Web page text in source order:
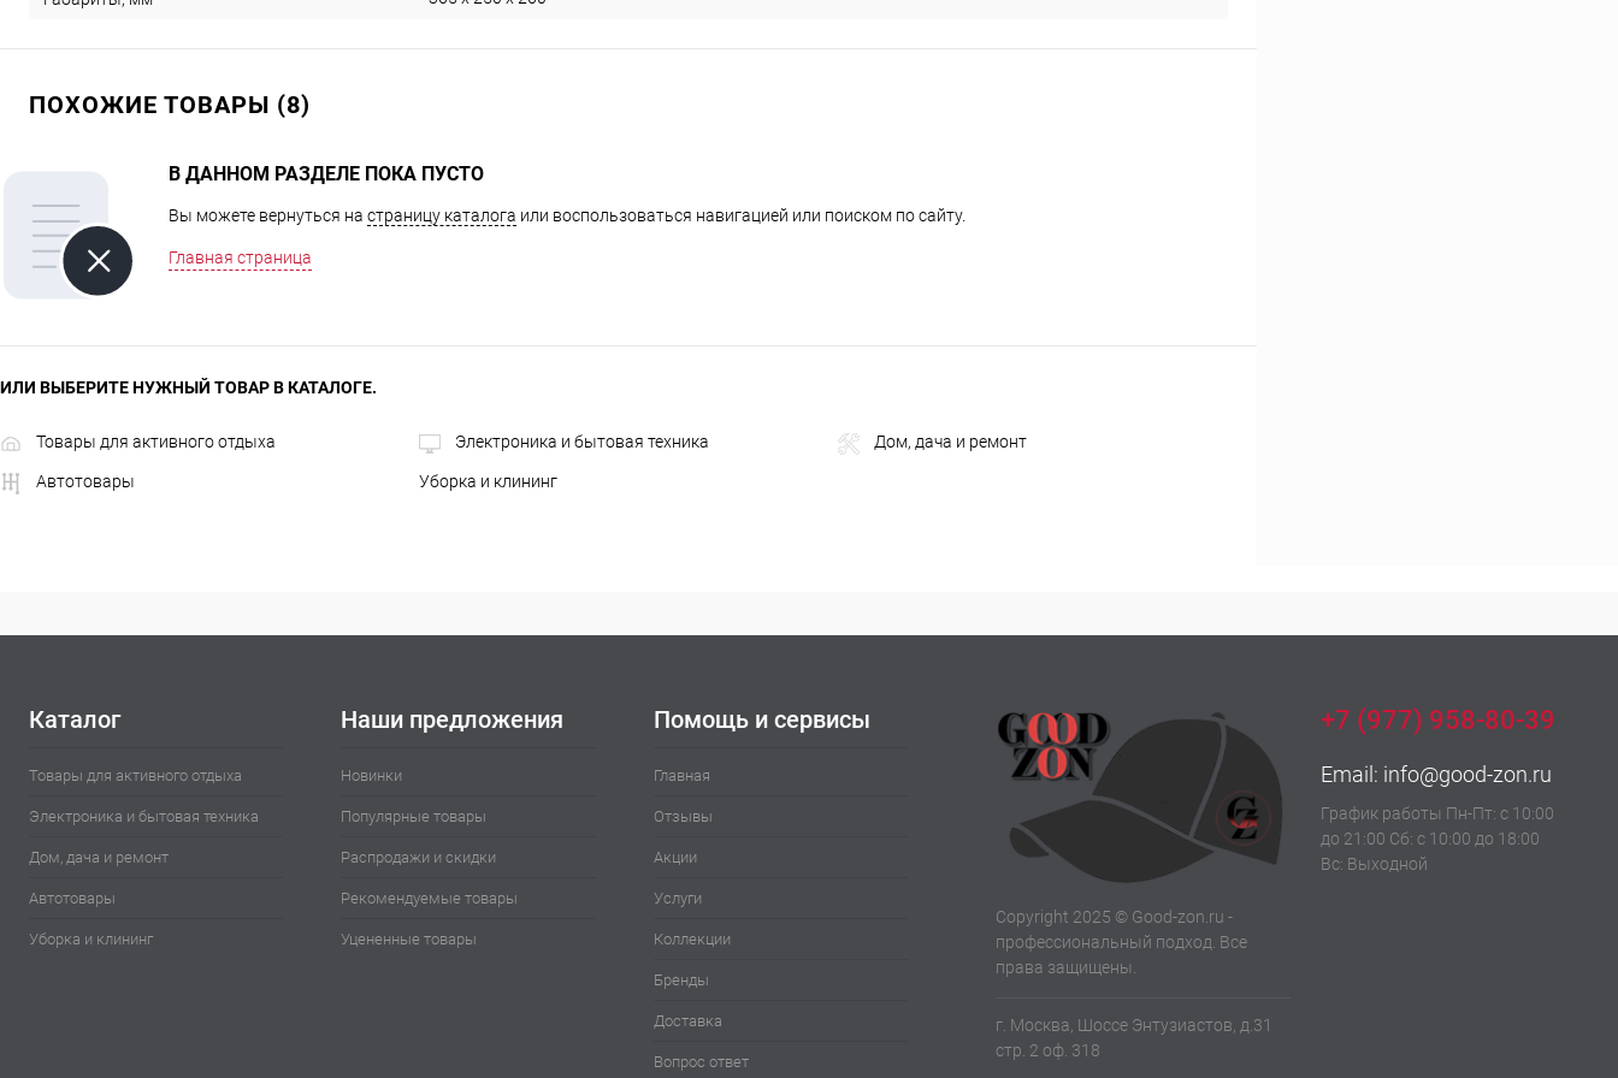
ПОХОЖИЕ ТОВАРЫ (8)
В ДАННОМ РАЗДЕЛЕ ПОКА ПУСТО
Вы можете вернуться на страницу каталога или воспользоваться навигацией или поиском по сайту.
Главная страница
ИЛИ ВЫБЕРИТЕ НУЖНЫЙ ТОВАР В КАТАЛОГЕ.
Товары для активного отдыха Электроника и бытовая техника Дом, дача и ремонт
Автотовары Уборка и клининг
Каталог
Товары для активного отдыха
Электроника и бытовая техника
Дом, дача и ремонт
Автотовары
Уборка и клининг
Наши предложения
Новинки
Популярные товары
Распродажи и скидки
Рекомендуемые товары
Уцененные товары
Помощь и сервисы
Главная
Отзывы
Акции
Услуги
Коллекции
Бренды
Доставка
Вопрос ответ
Copyright 2025 © Good-zon.ru -
профессиональный подход. Все
права защищены.
г. Москва, Шоссе Энтузиастов, д.31
стр. 2 оф. 318
+7 (977) 958-80-39
Email: info@good-zon.ru
График работы Пн-Пт: с 10:00
до 21:00 Сб: с 10:00 до 18:00
Вс: Выходной